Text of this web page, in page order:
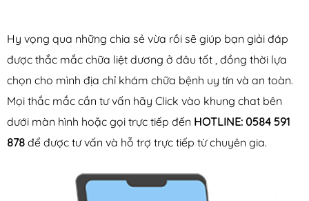
Hy vọng qua những chia sẻ vừa rồi sẽ giúp bạn giải đáp
được thắc mắc chữa liệt dương ở đâu tốt , đồng thời lựa
chọn cho mình địa chỉ khám chữa bệnh uy tín và an toàn.
Mọi thắc mắc cần tư vấn hãy Click vào khung chat bên
dưới màn hình hoặc gọi trực tiếp đến HOTLINE: 0584 591
878 để được tư vấn và hỗ trợ trực tiếp từ chuyên gia.